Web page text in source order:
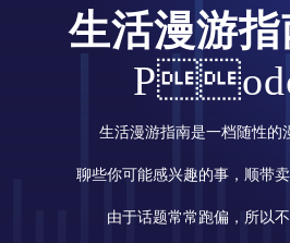
生活漫游
生活漫游指南是一档随性的
聊些你可能感兴趣的事，顺带
由于话题常常跑偏，所以不